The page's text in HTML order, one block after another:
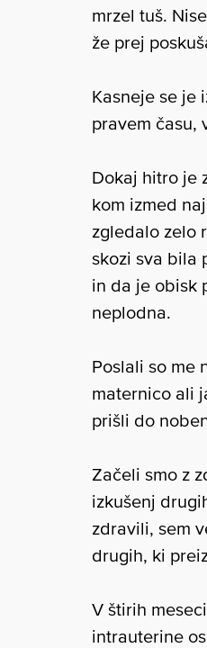
mrzel tuš.
že prej
Kasneje se je
pravem času,
Dokaj hitro je
kom izmed
zgledalo zelo
skozi sva bila
in da je obisk
neplodna.
Poslali so me
maternico ali
prišli do
Začeli smo z
izkušenj
zdravili, sem
drugih, ki
V štirih
intrauterine